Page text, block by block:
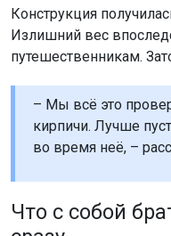
сразу
Отсутствие опыта и
собой они взяли
Бердска и
выбросить часть